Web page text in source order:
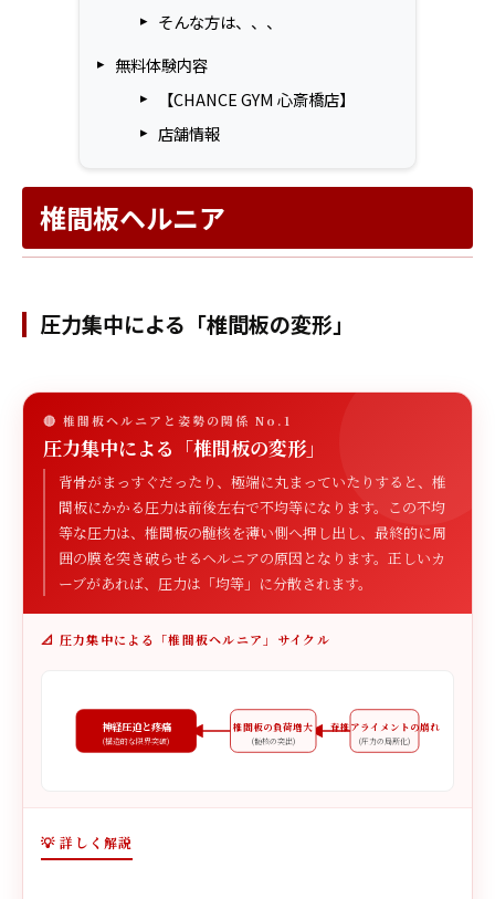
そんな方は、、、
無料体験内容
【CHANCE GYM 心斎橋店】
店舗情報
椎間板ヘルニア
圧力集中による「椎間板の変形」
🔴 椎間板ヘルニアと姿勢の関係 No.1
圧力集中による「椎間板の変形」
背骨がまっすぐだったり、極端に丸まっていたりすると、椎
間板にかかる圧力は前後左右で不均等になります。この不均
等な圧力は、椎間板の髄核を薄い側へ押し出し、最終的に周
囲の膜を突き破らせるヘルニアの原因となります。正しいカ
ーブがあれば、圧力は「均等」に分散されます。
📐 圧力集中による「椎間板ヘルニア」サイクル
脊椎アライメントの崩れ
(圧力の局所化)
椎間板の負荷増大
(髄核の突出)
神経圧迫と疼痛
(構造的な限界突破)
💡 詳しく解説